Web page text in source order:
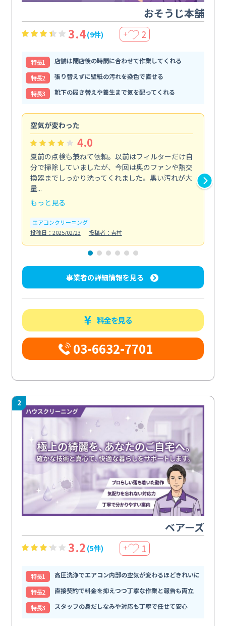
おそうじ本舗
3.4(9件) ＋ 2
特⻑1
店舗は閉店後の時間に合わせて作業してくれる
特⻑2
張り替えずに壁紙の汚れを染色で直せる
特⻑3
靴下の履き替えや養生まで気を配ってくれる
空気が変わった
4.0
夏前の点検も兼ねて依頼。以前はフィルターだけ自
分で掃除していましたが、今回は奥のファンや熱交
換器までしっかり洗ってくれました。黒い汚れが大
量...
もっと見る
エアコンクリーニング
投稿日：2025/02/23
投稿者：吉村
事業者の詳細情報を見る
料金を見る
03-6632-7701
2
ベアーズ
3.2 (5件) ＋ 1
特⻑1
高圧洗浄でエアコン内部の空気が変わるほどきれいに
特⻑2
直接契約で料金を抑えつつ丁寧な作業と報告も両立
特⻑3
スタッフの身だしなみや対応も丁寧で任せて安心